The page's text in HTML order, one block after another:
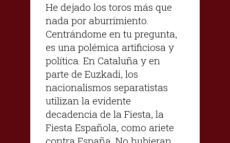
He dejado los toros más que
nada por aburrimiento.
Centrándome en tu pregunta,
es una polémica artificiosa y
política. En Cataluña y en
parte de Euzkadi, los
nacionalismos separatistas
utilizan la evidente
decadencia de la Fiesta, la
Fiesta Española, como ariete